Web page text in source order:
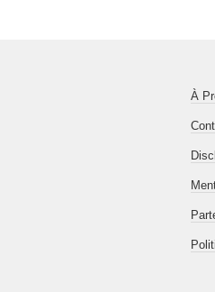
À